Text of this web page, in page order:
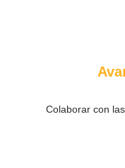
Colaborar con